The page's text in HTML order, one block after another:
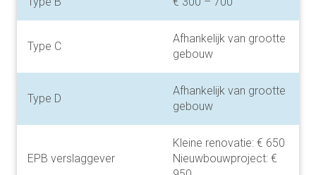
Type C
Afhankelijk van grootte
gebouw
Type D
Afhankelijk van grootte
gebouw
EPB verslaggever
Kleine renovatie: € 650
Nieuwbouwproject: €